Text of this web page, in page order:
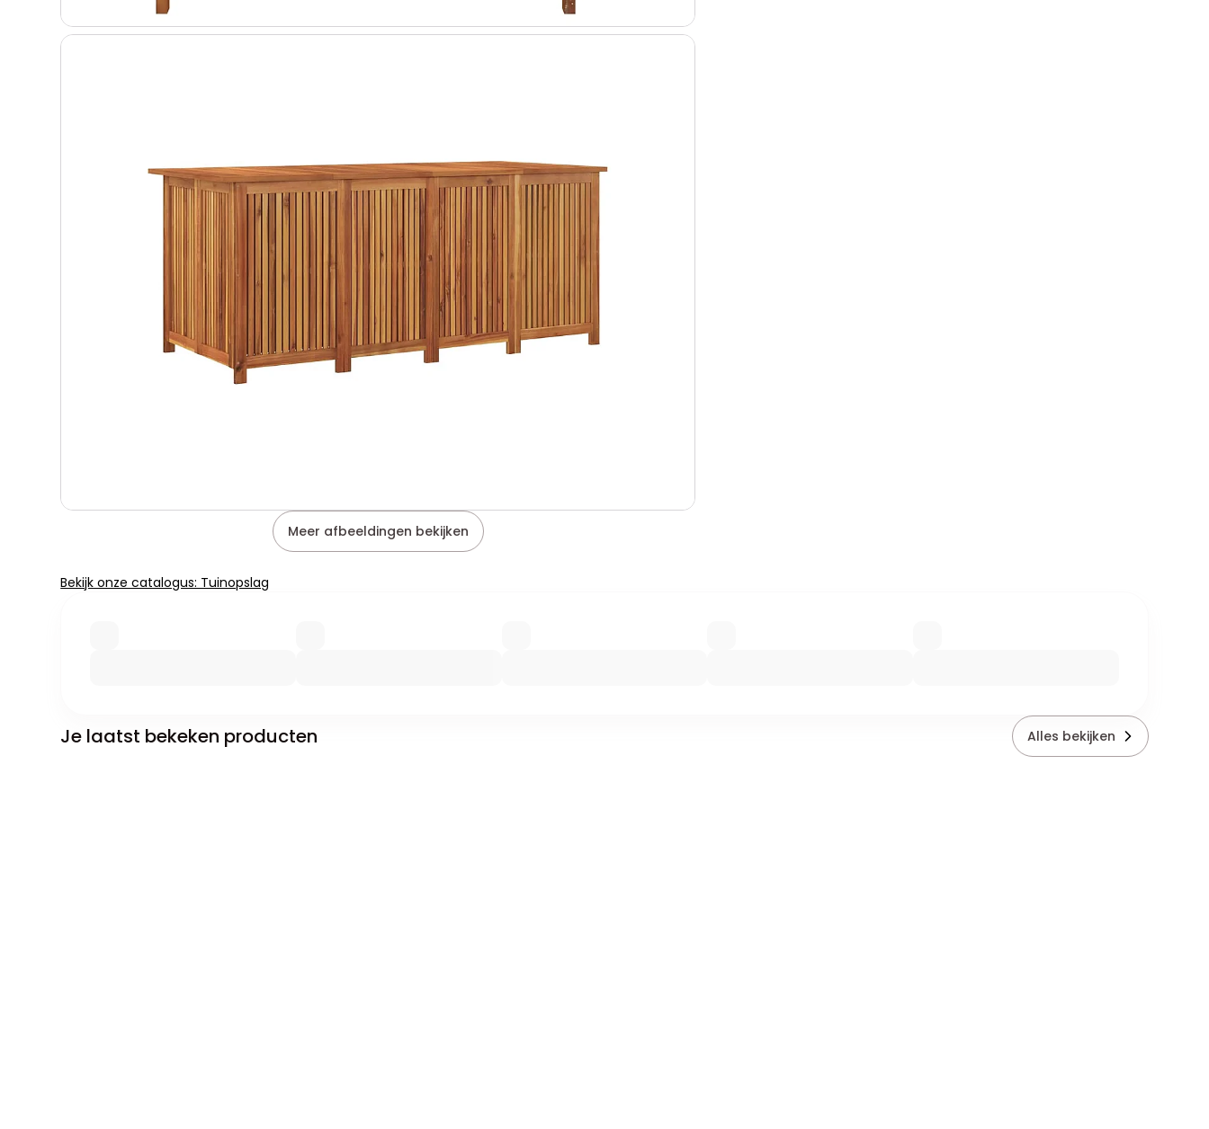
Meer afbeeldingen bekijken
Bekijk onze catalogus: Tuinopslag
Je laatst bekeken producten Alles bekijken